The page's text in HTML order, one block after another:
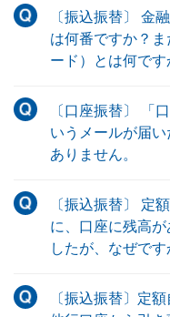
〔振込振替〕 金
は何番ですか？
ード）とは何です
〔口座振替〕 「
いうメールが届
ありません。
〔振込振替〕 定
に、口座に残高
したが、なぜです
〔振込振替〕定